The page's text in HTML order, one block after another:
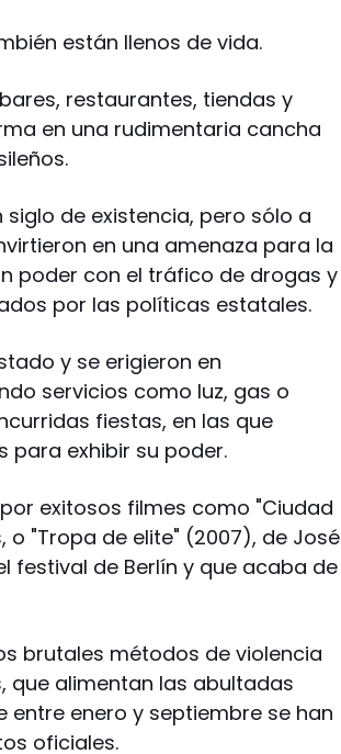
están llenos de vida.
restaurantes, tiendas y
en una rudimentaria cancha
de existencia, pero sólo a
en una amenaza para la
poder con el tráfico de drogas y
por las políticas estatales.
y se erigieron en
servicios como luz, gas o
fiestas, en las que
para exhibir su poder.
exitosos filmes como "Ciudad
o "Tropa de elite" (2007), de José
festival de Berlín y que acaba de
brutales métodos de violencia
que alimentan las abultadas
enero y septiembre se han
oficiales.